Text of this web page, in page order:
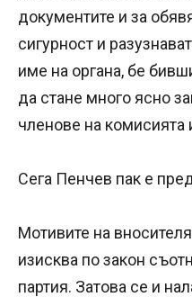
документите и за
сигурност и
име на органа, бе
да стане много ясно
членове на комисията
Сега Пенчев пак е
Мотивите на
изисква по закон
партия. Затова се и